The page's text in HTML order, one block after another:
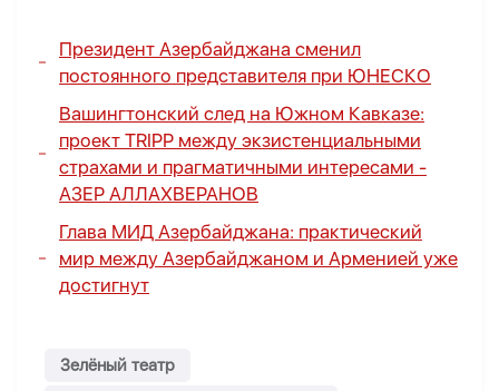
Президент Азербайджана сменил
постоянного представителя при ЮНЕСКО
Вашингтонский след на Южном Кавказе:
проект TRIPР между экзистенциальными
страхами и прагматичными интересами -
АЗЕР АЛЛАХВЕРАНОВ
Глава МИД Азербайджана: практический
мир между Азербайджаном и Арменией уже
достигнут
Зелёный театр